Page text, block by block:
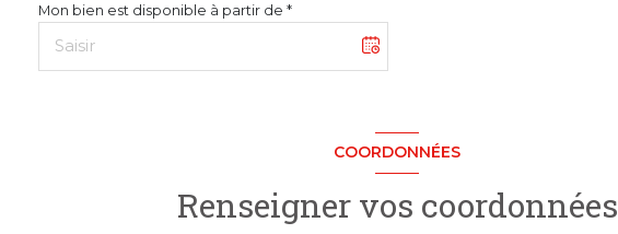
Mon bien est disponible à partir de *
COORDONNÉES
Renseigner vos coordonnées